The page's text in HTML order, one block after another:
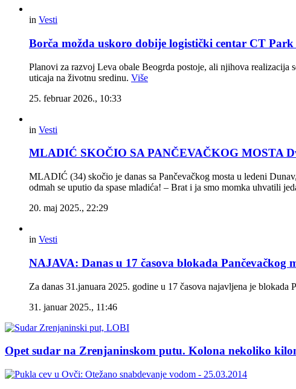
in Vesti
Borča možda uskoro dobije logistički centar CT
Planovi za razvoj Leva obale Beogrda postoje, ali njihova realizacija
uticaja na životnu sredinu. Više
25. februar 2026., 10:33
in Vesti
MLADIĆ SKOČIO SA PANČEVAČKOG MOSTA
MLADIĆ (34) skočio je danas sa Pančevačkog mosta u ledeni
odmah se uputio da spase mladića! – Brat i ja smo momka uhvatili
20. maj 2025., 22:29
in Vesti
NAJAVA: Danas u 17 časova blokada Pančevačkog
Za danas 31.januara 2025. godine u 17 časova najavljena je blokada
31. januar 2025., 11:46
Opet sudar na Zrenjaninskom putu. Kolona nekoliko